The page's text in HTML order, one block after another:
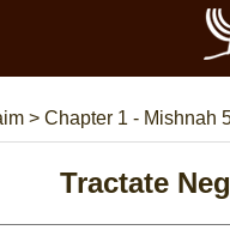
> Chapter 1 - Mishnah
Tractate